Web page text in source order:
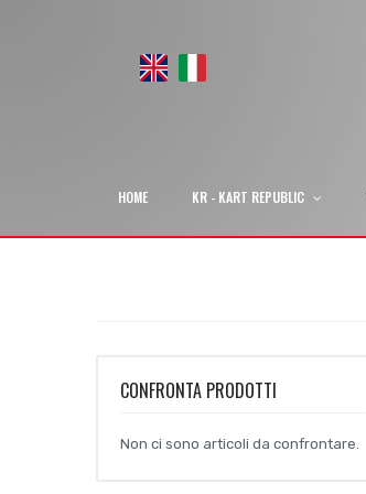
HOME KR - KART REPUBLIC
CONFRONTA PRODOTTI
Non ci sono articoli da confrontare.